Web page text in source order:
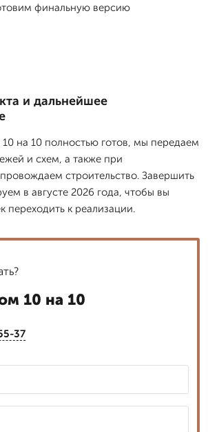
финальную версию
и дальнейшее
на 10 полностью готов, мы передаем
и схем, а также при
строительство. Завершить
в августе 2026 года, чтобы вы
переходить к реализации.
10 на 10
37